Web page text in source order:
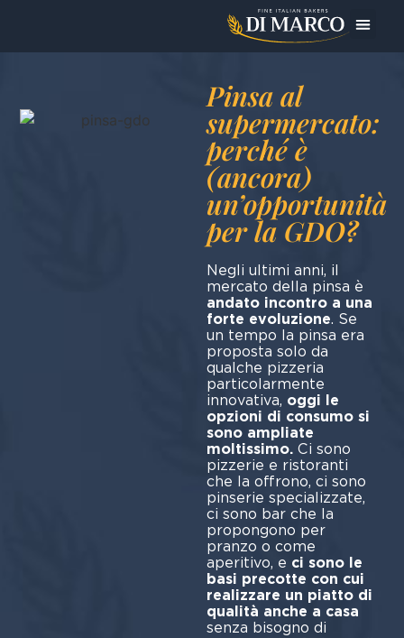
Pinsa al
supermercato:
perché è
(ancora)
un’opportunità
per la GDO?
Negli ultimi anni, il
mercato della pinsa è
andato incontro a una
forte evoluzione. Se
un tempo la pinsa era
proposta solo da
qualche pizzeria
particolarmente
innovativa, oggi le
opzioni di consumo si
sono ampliate
moltissimo. Ci sono
pizzerie e ristoranti
che la offrono, ci sono
pinserie specializzate,
ci sono bar che la
propongono per
pranzo o come
aperitivo, e ci sono le
basi precotte con cui
realizzare un piatto di
qualità anche a casa
senza bisogno di